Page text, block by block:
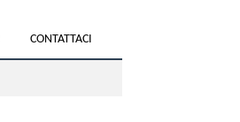
CONTATTACI